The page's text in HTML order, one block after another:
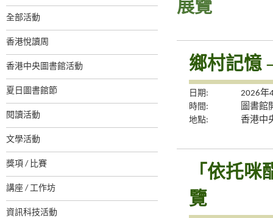
全部活動
香港悅讀周
香港中央圖書館活動
夏日圖書館節
閱讀活動
文學活動
獎項 / 比賽
講座 / 工作坊
資訊科技活動
展覽
鄉村記憶
日期:
2026年
時間:
圖書館
地點:
香港中
「依托
覽